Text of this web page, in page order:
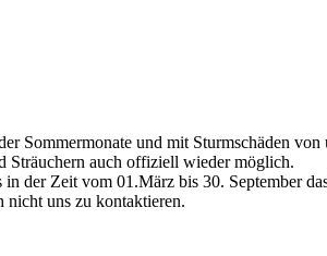
Sommermonate und mit Sturmschäden
Sträuchern auch offiziell wieder möglich.
der Zeit vom 01.März bis 30. September
nicht uns zu kontaktieren.